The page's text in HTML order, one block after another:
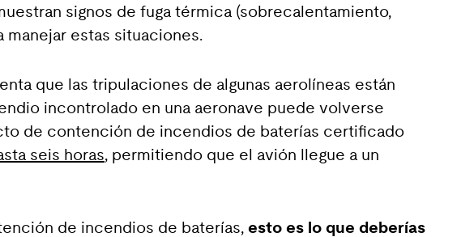
signos de fuga térmica (sobrecalentamiento,
manejar estas situaciones.
que las tripulaciones de algunas aerolíneas están
incontrolado en una aeronave puede volverse
de contención de incendios de baterías certificado
seis horas, permitiendo que el avión llegue a un
de incendios de baterías, esto es lo que deberías